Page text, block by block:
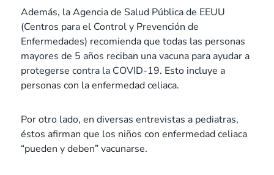
Además, la Agencia de Salud Pública de EEUU
(Centros para el Control y Prevención de
Enfermedades) recomienda que todas las personas
mayores de 5 años reciban una vacuna para ayudar a
protegerse contra la COVID-19. Esto incluye a
personas con la enfermedad celiaca.
Por otro lado, en diversas entrevistas a pediatras,
éstos afirman que los niños con enfermedad celiaca
“pueden y deben” vacunarse.